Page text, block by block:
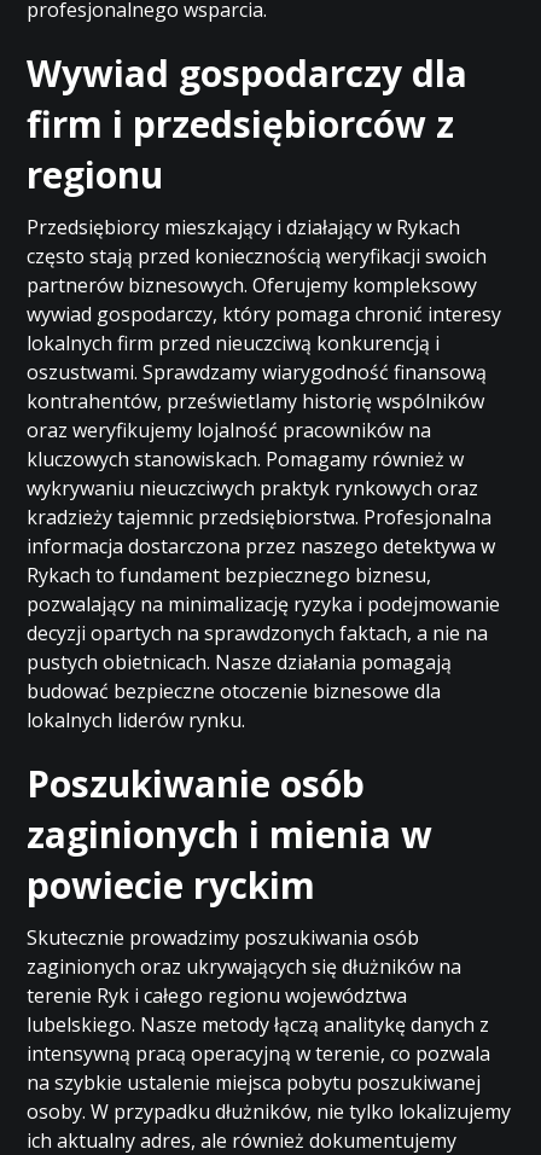
profesjonalnego wsparcia.
Wywiad gospodarczy dla
firm i przedsiębiorców z
regionu
Przedsiębiorcy mieszkający i działający w Rykach
często stają przed koniecznością weryfikacji swoich
partnerów biznesowych. Oferujemy kompleksowy
wywiad gospodarczy, który pomaga chronić interesy
lokalnych firm przed nieuczciwą konkurencją i
oszustwami. Sprawdzamy wiarygodność finansową
kontrahentów, prześwietlamy historię wspólników
oraz weryfikujemy lojalność pracowników na
kluczowych stanowiskach. Pomagamy również w
wykrywaniu nieuczciwych praktyk rynkowych oraz
kradzieży tajemnic przedsiębiorstwa. Profesjonalna
informacja dostarczona przez naszego detektywa w
Rykach to fundament bezpiecznego biznesu,
pozwalający na minimalizację ryzyka i podejmowanie
decyzji opartych na sprawdzonych faktach, a nie na
pustych obietnicach. Nasze działania pomagają
budować bezpieczne otoczenie biznesowe dla
lokalnych liderów rynku.
Poszukiwanie osób
zaginionych i mienia w
powiecie ryckim
Skutecznie prowadzimy poszukiwania osób
zaginionych oraz ukrywających się dłużników na
terenie Ryk i całego regionu województwa
lubelskiego. Nasze metody łączą analitykę danych z
intensywną pracą operacyjną w terenie, co pozwala
na szybkie ustalenie miejsca pobytu poszukiwanej
osoby. W przypadku dłużników, nie tylko lokalizujemy
ich aktualny adres, ale również dokumentujemy